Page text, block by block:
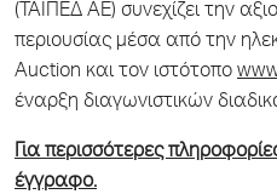
(ΤΑΙΠΕΔ ΑΕ) συνεχίζει την
περιουσίας μέσα από την
Αuction και τον ιστότοπο
έναρξη διαγωνιστικών
Για περισσότερες
έγγραφο.